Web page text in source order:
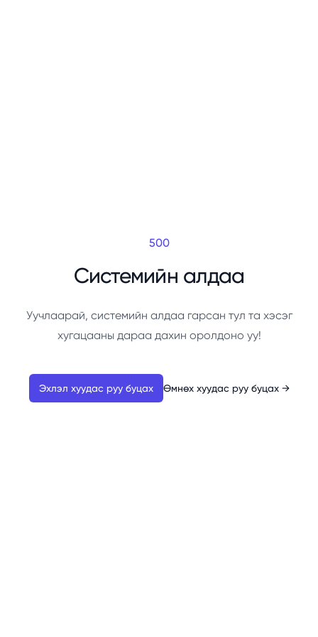
500
Системийн алдаа
Уучлаарай, системийн алдаа гарсан тул та хэсэг
хугацааны дараа дахин оролдоно уу!
Эхлэл хуудас руу буцах Өмнөх хуудас руу буцах →